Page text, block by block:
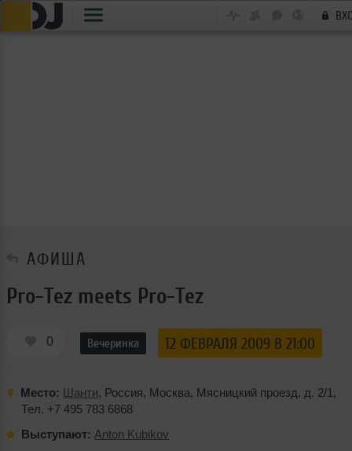
АФИША
Pro-Tez meets Pro-Tez
0 Вечеринка 12 ФЕВРАЛЯ 2009 В 21:00
Место: Шанти, Россия, Москва, Мясницкий проезд, д. 2/1 ,
Тел. +7 495 783 6868
Выступают: Anton Kubikov